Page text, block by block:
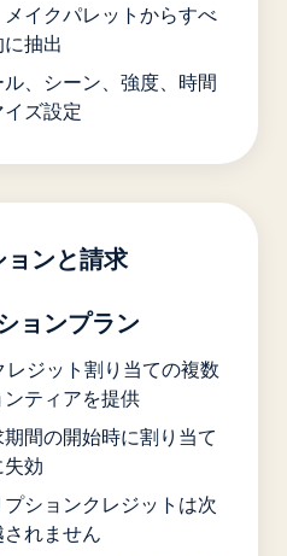
イクパレットからすべ
抽出
、シーン、強度、時間
ズ設定
ンと請求
ョンプラン
レジット割り当ての複数
ティアを提供
間の開始時に割り当て
効
ションクレジットは次
れません